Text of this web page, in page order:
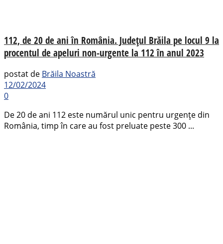
112, de 20 de ani în România. Județul Brăila pe locul 9 la
procentul de apeluri non-urgente la 112 în anul 2023
postat de Brăila Noastră
12/02/2024
0
De 20 de ani 112 este numărul unic pentru urgențe din
România, timp în care au fost preluate peste 300 ...